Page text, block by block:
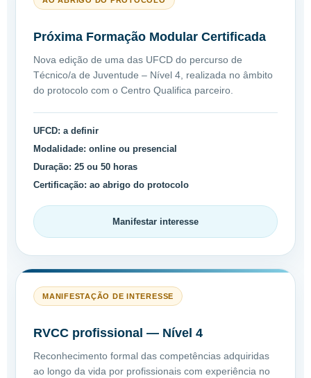
Próxima Formação Modular Certificada
Nova edição de uma das UFCD do percurso de
Técnico/a de Juventude – Nível 4, realizada no âmbito
do protocolo com o Centro Qualifica parceiro.
UFCD: a definir
Modalidade: online ou presencial
Duração: 25 ou 50 horas
Certificação: ao abrigo do protocolo
Manifestar interesse
MANIFESTAÇÃO DE INTERESSE
RVCC profissional — Nível 4
Reconhecimento formal das competências adquiridas
ao longo da vida por profissionais com experiência no